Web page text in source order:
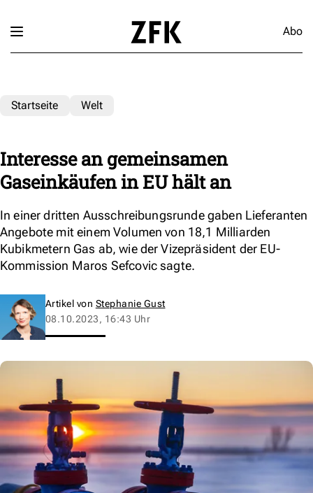
Abo
Startseite Welt
Interesse an gemeinsamen
Gaseinkäufen in EU hält an
In einer dritten Ausschreibungsrunde gaben Lieferanten
Angebote mit einem Volumen von 18,1 Milliarden
Kubikmetern Gas ab, wie der Vizepräsident der EU-
Kommission Maros Sefcovic sagte.
Artikel von Stephanie Gust
08.10.2023, 16:43 Uhr